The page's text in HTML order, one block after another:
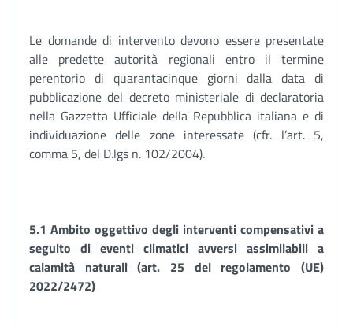
Le domande di intervento devono essere presentate
alle predette autorità regionali entro il termine
perentorio di quarantacinque giorni dalla data di
pubblicazione del decreto ministeriale di declaratoria
nella Gazzetta Ufficiale della Repubblica italiana e di
individuazione delle zone interessate (cfr. l’art. 5,
comma 5, del D.lgs n. 102/2004).
5.1 Ambito oggettivo degli interventi compensativi a
seguito di eventi climatici avversi assimilabili a
calamità naturali (art. 25 del regolamento (UE)
2022/2472)